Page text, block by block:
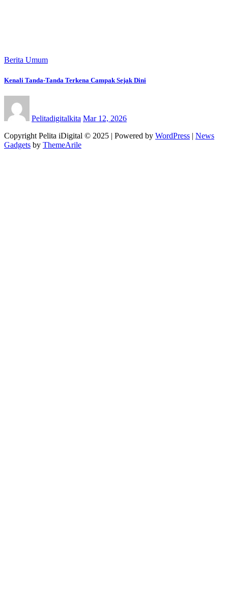
Berita Umum
Kenali Tanda-Tanda Terkena Campak Sejak Dini
Pelitadigitalkita Mar 12, 2026
Copyright Pelita iDigital © 2025 | Powered by WordPress | News
Gadgets by ThemeArile